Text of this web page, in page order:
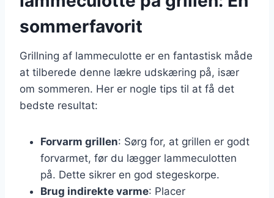
sommerfavorit
Grillning af lammeculotte er en fantastisk måde
at tilberede denne lækre udskæring på, især
om sommeren. Her er nogle tips til at få det
bedste resultat:
Forvarm grillen: Sørg for, at grillen er godt
forvarmet, før du lægger lammeculotten
på. Dette sikrer en god stegeskorpe.
Brug indirekte varme: Placer